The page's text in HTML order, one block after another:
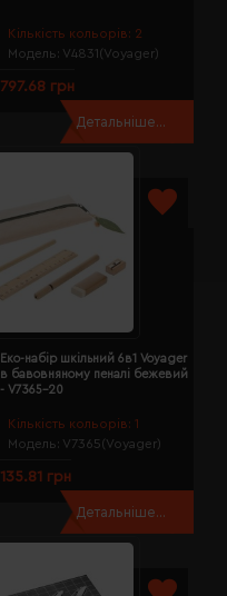
Кількість кольорів: 2
Модель: V4831(Voyager)
797.68 грн
Детальніше...
Кількість кольорів: 1
Модель: V7365(Voyager)
Еко-набір шкільний 6в1 Voyager
в бавовняному пеналі бежевий
- V7365-20
135.81 грн
Детальніше...